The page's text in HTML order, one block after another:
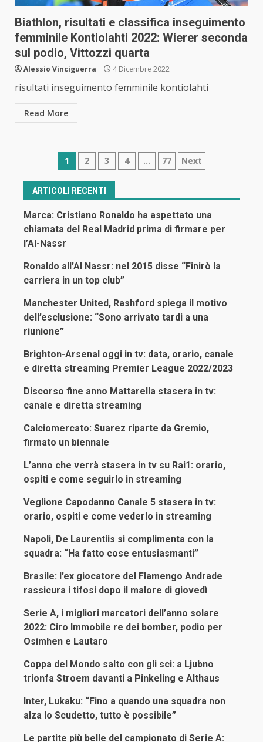
Biathlon, risultati e classifica inseguimento
femminile Kontiolahti 2022: Wierer seconda
sul podio, Vittozzi quarta
Alessio Vinciguerra 4 Dicembre 2022
risultati inseguimento femminile kontiolahti
Read More
Navigazione
articoli
1 2 3 4 … 77 Next
ARTICOLI RECENTI
Marca: Cristiano Ronaldo ha aspettato una
chiamata del Real Madrid prima di firmare per
l’Al-Nassr
Ronaldo all’Al Nassr: nel 2015 disse “Finirò la
carriera in un top club”
Manchester United, Rashford spiega il motivo
dell’esclusione: “Sono arrivato tardi a una
riunione”
Brighton-Arsenal oggi in tv: data, orario, canale
e diretta streaming Premier League 2022/2023
Discorso fine anno Mattarella stasera in tv:
canale e diretta streaming
Calciomercato: Suarez riparte da Gremio,
firmato un biennale
L’anno che verrà stasera in tv su Rai1: orario,
ospiti e come seguirlo in streaming
Veglione Capodanno Canale 5 stasera in tv:
orario, ospiti e come vederlo in streaming
Napoli, De Laurentiis si complimenta con la
squadra: “Ha fatto cose entusiasmanti”
Brasile: l’ex giocatore del Flamengo Andrade
rassicura i tifosi dopo il malore di giovedì
Serie A, i migliori marcatori dell’anno solare
2022: Ciro Immobile re dei bomber, podio per
Osimhen e Lautaro
Coppa del Mondo salto con gli sci: a Ljubno
trionfa Stroem davanti a Pinkeling e Althaus
Inter, Lukaku: “Fino a quando una squadra non
alza lo Scudetto, tutto è possibile”
Le partite più belle del campionato di Serie A: